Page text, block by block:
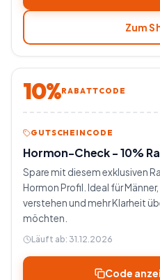
Zum
10%RABATTCODE
GUTSCHEINCODE
Hormon-Check - 10%
Spare mit diesem exklusiven
Hormon Profil. Ideal für
verstehen und mehr Klarheit
möchten.
Läuft ab: 31.12.2026
Code